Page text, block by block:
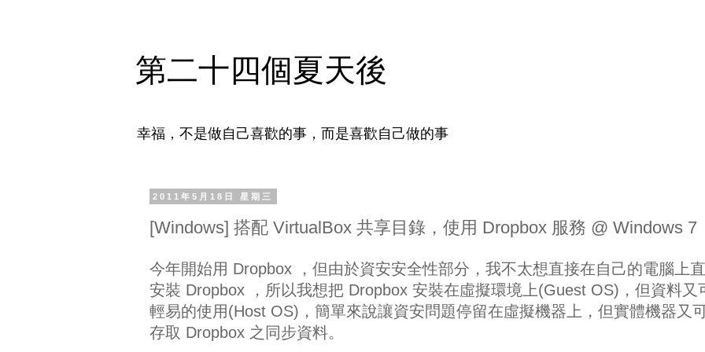
第二十四個夏天後
幸福，不是做自己喜歡的事，而是喜歡自己做的事
2011年5月18日 星期三
[Windows] 搭配 VirtualBox 共享目錄，使用 Dropbox 服務 @ Windows 7
今年開始用 Dropbox ，但由於資安安全性部分，我不太想直接在自己的電腦上
安裝 Dropbox ，所以我想把 Dropbox 安裝在虛擬環境上(Guest OS)，但資料又
輕易的使用(Host OS)，簡單來說讓資安問題停留在虛擬機器上，但實體機器又
存取 Dropbox 之同步資料。